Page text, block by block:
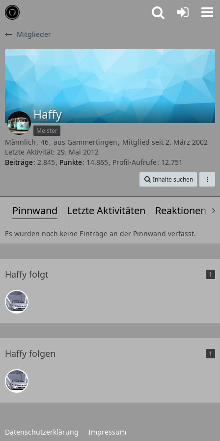
Mitglieder
Haffy
Meister
Männlich 46 aus Gammertingen
Mitglied seit 2. März 2002
Letzte Aktivität: 29. Mai 2012
Beiträge 2.845 Punkte 14.865 Profil-Aufrufe 12.751
Inhalte suchen
Pinnwand Letzte Aktivitäten Reaktionen
Es wurden noch keine Einträge an der Pinnwand verfasst.
Haffy folgt 1
Haffy folgen 1
Datenschutzerklärung Impressum